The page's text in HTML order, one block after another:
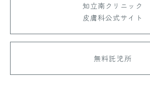
知立南クリニック
皮膚科公式サイト
無料託児所